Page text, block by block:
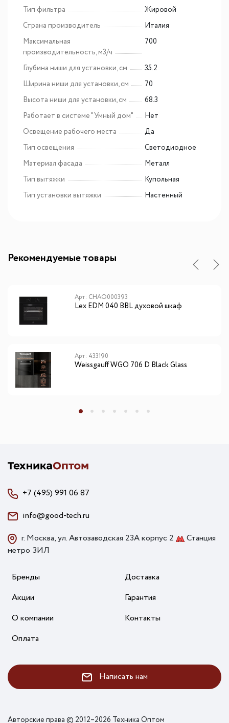
Тип фильтра
Жировой
Страна производитель
Италия
Максимальная
производительность, м3/ч
700
Глубина ниши для установки, см
35.2
Ширина ниши для установки, см
70
Высота ниши для установки, см
68.3
Работает в системе "Умный дом"
Нет
Освещение рабочего места
Да
Тип освещения
Светодиодное
Материал фасада
Металл
Тип вытяжки
Купольная
Тип установки вытяжки
Настенный
Рекомендуемые товары
Арт: CHAO000393
Lex EDM 040 BBL духовой шкаф
Арт: 433190
Weissgauff WGO 706 D Black Glass
+7 (495) 991 06 87
info@good-tech.ru
г. Москва, ул. Автозаводская 23А корпус 2
Станция
метро ЗИЛ
Бренды
Акции
О компании
Оплата
Доставка
Гарантия
Контакты
Написать нам
Авторские права © 2012–2026 Техника Оптом